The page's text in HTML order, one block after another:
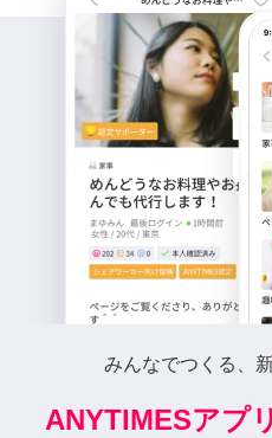
みんなでつくる、
ANYTIMESアプ